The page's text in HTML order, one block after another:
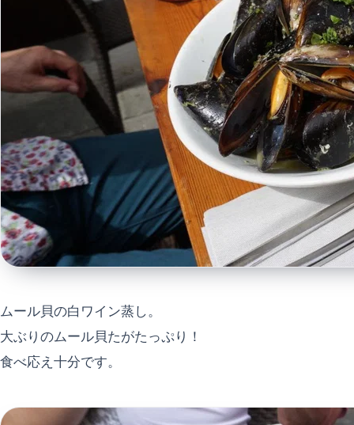
ムール貝の白ワイン蒸し。
大ぶりのムール貝たがたっぷり！
食べ応え十分です。